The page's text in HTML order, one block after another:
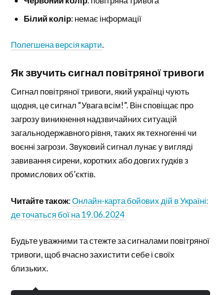
Білий колір: немає інформації
Полегшена версія карти.
Як звучить сигнал повітряної тривоги
Сигнал повітряної тривоги, який українці чують
щодня, це сигнал “Увага всім!”. Він сповіщає про
загрозу виникнення надзвичайних ситуацій
загальнодержавного рівня, таких як техногенні чи
воєнні загрози. Звуковий сигнал лунає у вигляді
завивання сирени, коротких або довгих гудків з
промислових об’єктів.
Читайте також:Онлайн-карта бойових дій в Україні:
де точаться бої на 19.06.2024
Будьте уважними та стежте за сигналами повітряної
тривоги, щоб вчасно захистити себе і своїх
близьких.